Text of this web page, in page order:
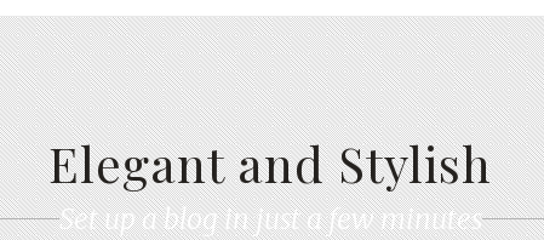
Elegant and Stylish
Set up a blog in just a few minutes